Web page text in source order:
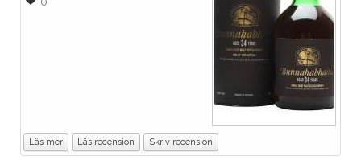
Läs mer Läs recension Skriv recension